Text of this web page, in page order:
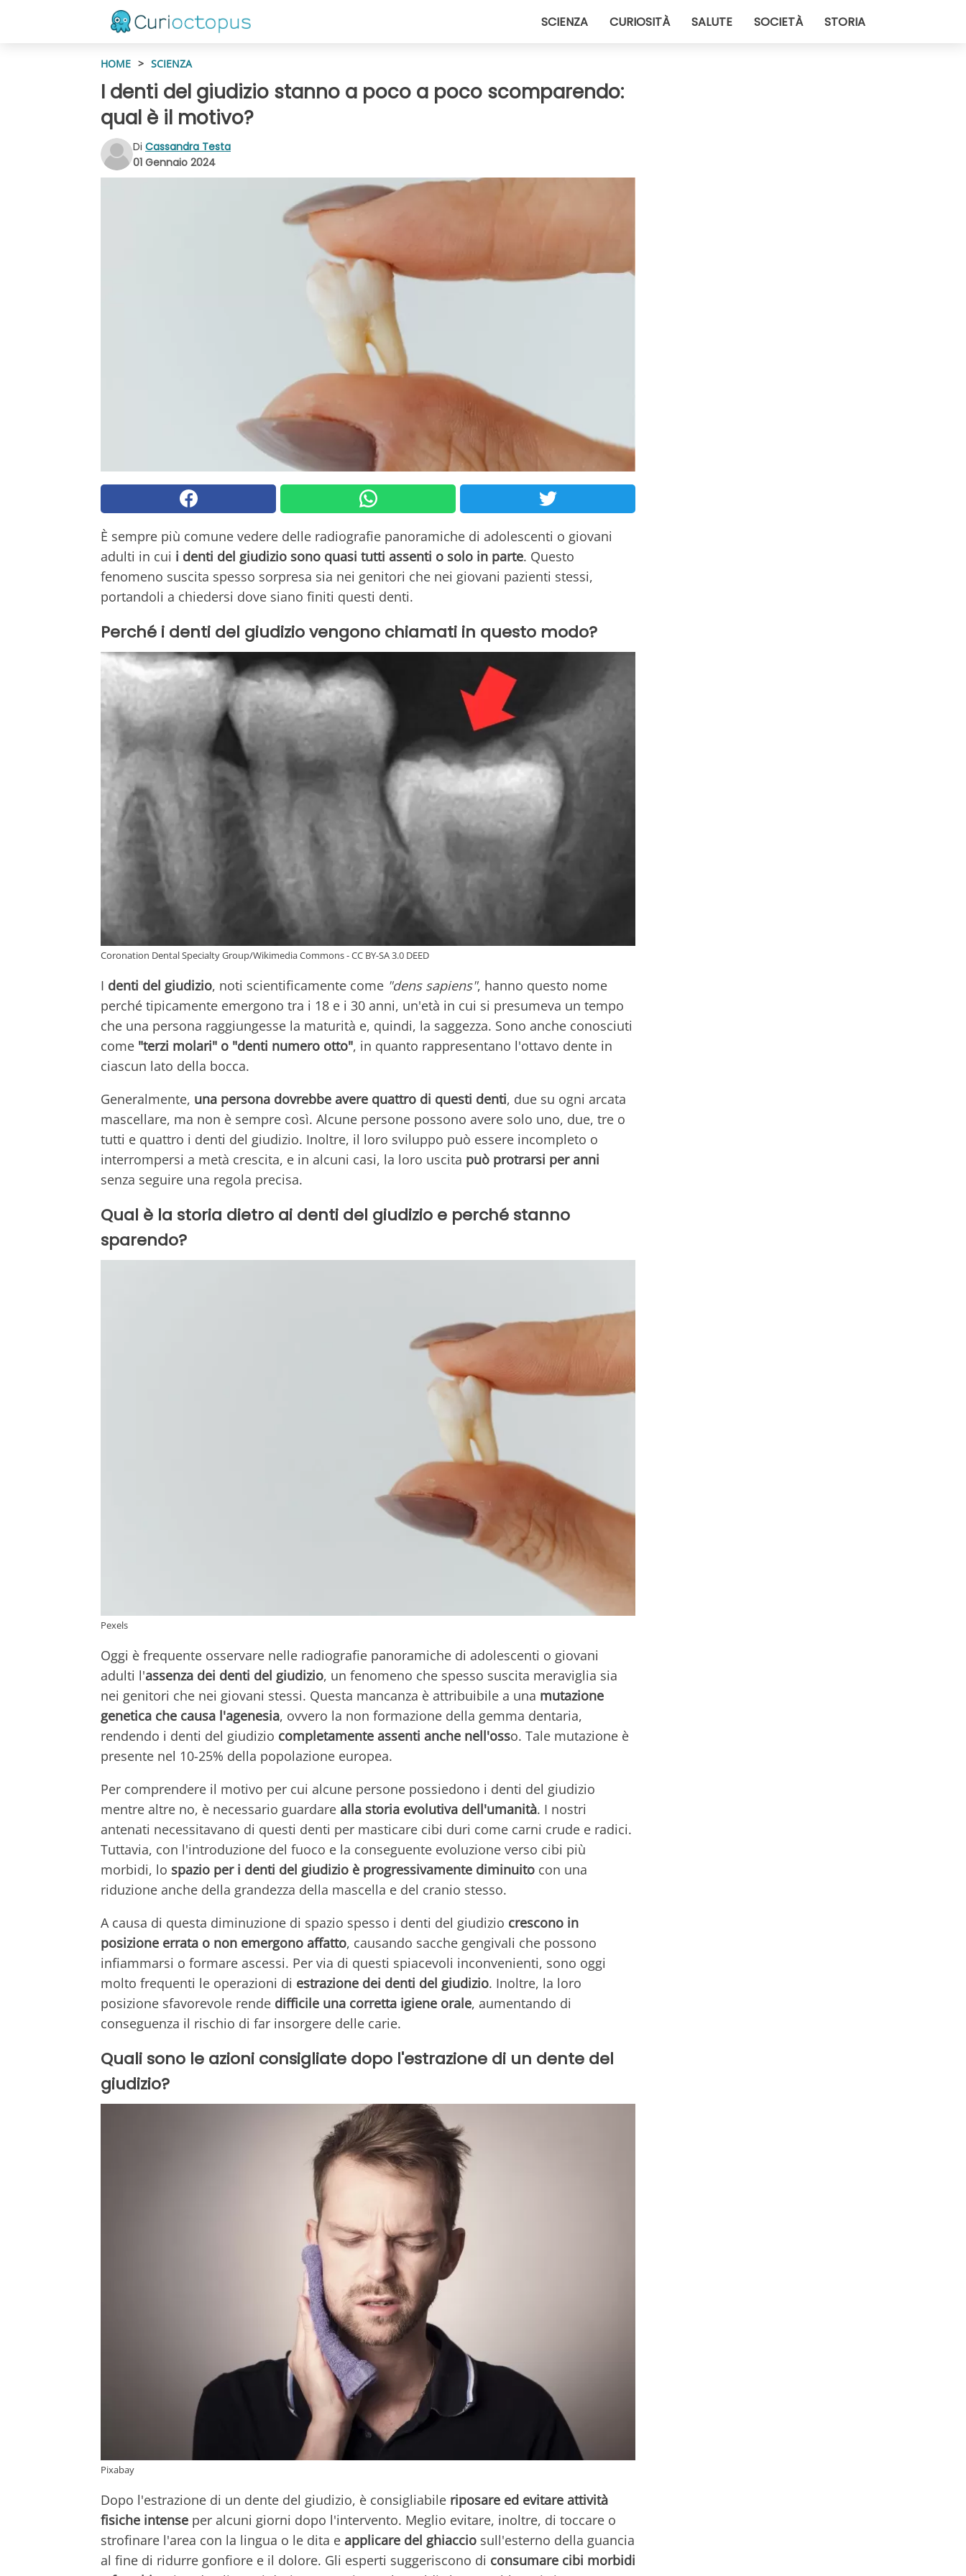
SCIENZA CURIOSITÀ SALUTE SOCIETÀ STORIA
HOME > SCIENZA
I denti del giudizio stanno a poco a poco scomparendo:
qual è il motivo?
Di Cassandra Testa
01 Gennaio 2024
È sempre più comune vedere delle radiografie panoramiche di adolescenti o giovani
adulti in cui i denti del giudizio sono quasi tutti assenti o solo in parte. Questo
fenomeno suscita spesso sorpresa sia nei genitori che nei giovani pazienti stessi,
portandoli a chiedersi dove siano finiti questi denti.
Perché i denti del giudizio vengono chiamati in questo modo?
Coronation Dental Specialty Group/Wikimedia Commons - CC BY-SA 3.0 DEED
I denti del giudizio, noti scientificamente come "dens sapiens", hanno questo nome
perché tipicamente emergono tra i 18 e i 30 anni, un'età in cui si presumeva un tempo
che una persona raggiungesse la maturità e, quindi, la saggezza. Sono anche conosciuti
come "terzi molari" o "denti numero otto", in quanto rappresentano l'ottavo dente in
ciascun lato della bocca.
Generalmente, una persona dovrebbe avere quattro di questi denti, due su ogni arcata
mascellare, ma non è sempre così. Alcune persone possono avere solo uno, due, tre o
tutti e quattro i denti del giudizio. Inoltre, il loro sviluppo può essere incompleto o
interrompersi a metà crescita, e in alcuni casi, la loro uscita può protrarsi per anni
senza seguire una regola precisa.
Qual è la storia dietro ai denti del giudizio e perché stanno
sparendo?
Pexels
Oggi è frequente osservare nelle radiografie panoramiche di adolescenti o giovani
adulti l'assenza dei denti del giudizio, un fenomeno che spesso suscita meraviglia sia
nei genitori che nei giovani stessi. Questa mancanza è attribuibile a una mutazione
genetica che causa l'agenesia, ovvero la non formazione della gemma dentaria,
rendendo i denti del giudizio completamente assenti anche nell'osso. Tale mutazione è
presente nel 10-25% della popolazione europea.
Per comprendere il motivo per cui alcune persone possiedono i denti del giudizio
mentre altre no, è necessario guardare alla storia evolutiva dell'umanità. I nostri
antenati necessitavano di questi denti per masticare cibi duri come carni crude e radici.
Tuttavia, con l'introduzione del fuoco e la conseguente evoluzione verso cibi più
morbidi, lo spazio per i denti del giudizio è progressivamente diminuito con una
riduzione anche della grandezza della mascella e del cranio stesso.
A causa di questa diminuzione di spazio spesso i denti del giudizio crescono in
posizione errata o non emergono affatto, causando sacche gengivali che possono
infiammarsi o formare ascessi. Per via di questi spiacevoli inconvenienti, sono oggi
molto frequenti le operazioni di estrazione dei denti del giudizio. Inoltre, la loro
posizione sfavorevole rende difficile una corretta igiene orale, aumentando di
conseguenza il rischio di far insorgere delle carie.
Quali sono le azioni consigliate dopo l'estrazione di un dente del
giudizio?
Pixabay
Dopo l'estrazione di un dente del giudizio, è consigliabile riposare ed evitare attività
fisiche intense per alcuni giorni dopo l'intervento. Meglio evitare, inoltre, di toccare o
strofinare l'area con la lingua o le dita e applicare del ghiaccio sull'esterno della guancia
al fine di ridurre gonfiore e il dolore. Gli esperti suggeriscono di consumare cibi morbidi